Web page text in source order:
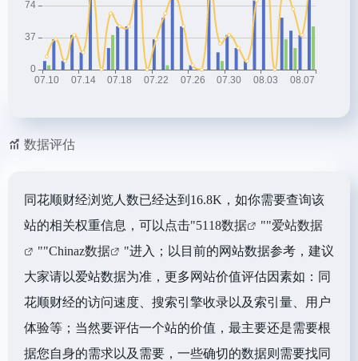
数据评估
同花顺财经浏览人数已经达到16.8K，如你需要查询该
站的相关权重信息，可以点击"5118数据 ""爱站数据
""Chinaz数据
"进入；以目前的网站数据参考，建议
大家请以爱站数据为准，更多网站价值评估因素如：同
花顺财经的访问速度、搜索引擎收录以及索引量、用户
体验等；当然要评估一个站的价值，最主要还是需要根
据您自身的需求以及需要，一些确切的数据则需要找同